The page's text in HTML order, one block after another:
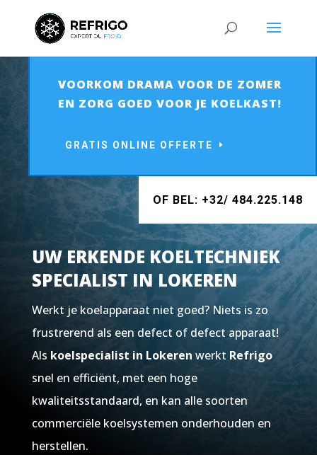
VOORKOM DRAMA VOOR DE ZOMER
EN ZORG GOED VOOR JE KOELKAST!
GRATIS ONLINE OFFERTE
OF BEL: +32/ 484.225.148
UW ERKENDE KOELTECHNIEK
SPECIALIST IN LOKEREN
Werkt je koelapparaat niet goed? Niets is zo
frustrerend als een defect of defect apparaat!
Als koelspecialist in Lokeren werkt Refrigo
snel en efficiënt, met een hoge
kwaliteitsstandaard, en kan alle soorten
commerciële koelsystemen onderhouden en
herstellen.